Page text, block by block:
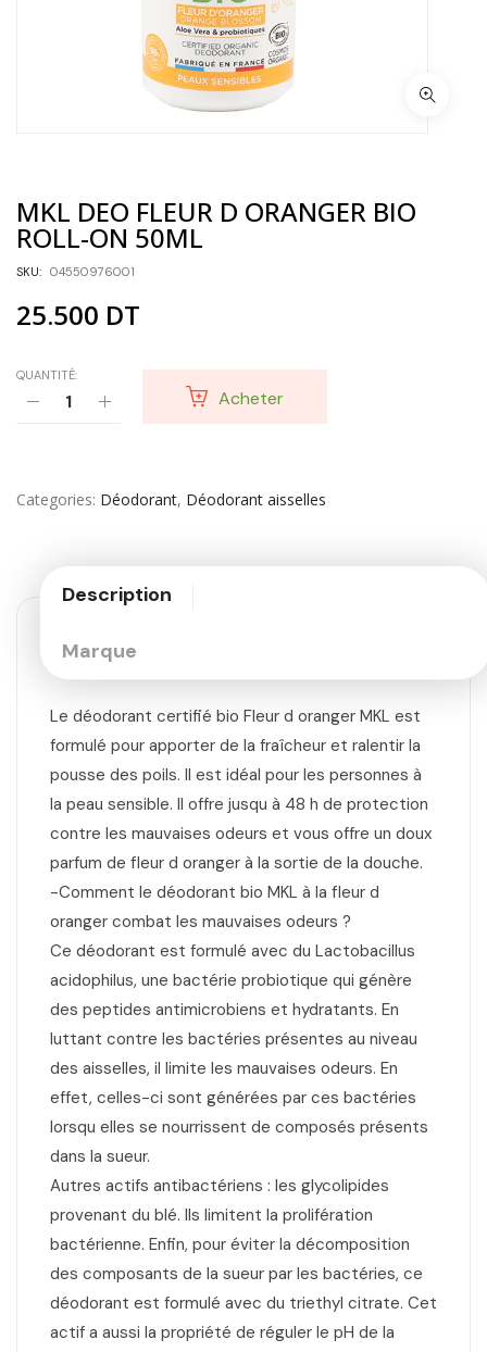
MKL DEO FLEUR D ORANGER BIO
ROLL-ON 50ML
SKU: 04550976001
25.500 DT
QUANTITÉ:
Acheter
Categories Déodorant, Déodorant aisselles
Description
Marque
Le déodorant certifié bio Fleur d oranger MKL est
formulé pour apporter de la fraîcheur et ralentir la
pousse des poils. Il est idéal pour les personnes à
la peau sensible. Il offre jusqu à 48 h de protection
contre les mauvaises odeurs et vous offre un doux
parfum de fleur d oranger à la sortie de la douche.
-Comment le déodorant bio MKL à la fleur d
oranger combat les mauvaises odeurs ?
Ce déodorant est formulé avec du Lactobacillus
acidophilus, une bactérie probiotique qui génère
des peptides antimicrobiens et hydratants. En
luttant contre les bactéries présentes au niveau
des aisselles, il limite les mauvaises odeurs. En
effet, celles-ci sont générées par ces bactéries
lorsqu elles se nourrissent de composés présents
dans la sueur.
Autres actifs antibactériens : les glycolipides
provenant du blé. Ils limitent la prolifération
bactérienne. Enfin, pour éviter la décomposition
des composants de la sueur par les bactéries, ce
déodorant est formulé avec du triethyl citrate. Cet
actif a aussi la propriété de réguler le pH de la